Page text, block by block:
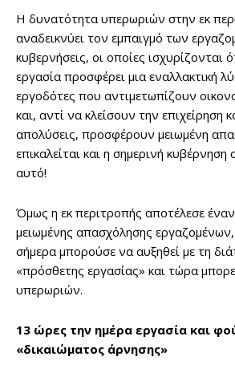
Η δυνατότητα υπερωριών στην εκ
αναδεικνύει τον εμπαιγμό των
κυβερνήσεις, οι οποίες ισχυρίζονται
εργασία προσφέρει μια εναλλακτική
εργοδότες που αντιμετωπίζουν
και, αντί να κλείσουν την επιχείρηση
απολύσεις, προσφέρουν μειωμένη
επικαλείται και η σημερινή
αυτό!
Όμως η εκ περιτροπής αποτέλεσε
μειωμένης απασχόλησης
σήμερα μπορούσε να αυξηθεί με τη
«πρόσθετης εργασίας» και τώρα
υπερωριών.
13 ώρες την ημέρα εργασία και
«δικαιώματος άρνησης»